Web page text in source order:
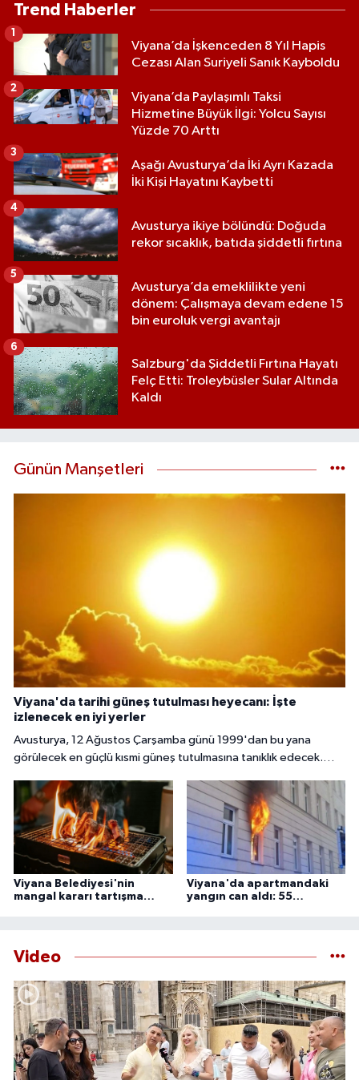
Trend Haberler
Viyana’da İşkenceden 8 Yıl Hapis
Cezası Alan Suriyeli Sanık Kayboldu
1
Viyana’da Paylaşımlı Taksi
Hizmetine Büyük İlgi: Yolcu Sayısı
Yüzde 70 Arttı
2
Aşağı Avusturya’da İki Ayrı Kazada
İki Kişi Hayatını Kaybetti
3
Avusturya ikiye bölündü: Doğuda
rekor sıcaklık, batıda şiddetli fırtına
4
Avusturya’da emeklilikte yeni
dönem: Çalışmaya devam edene 15
bin euroluk vergi avantajı
5
Salzburg'da Şiddetli Fırtına Hayatı
Felç Etti: Troleybüsler Sular Altında
Kaldı
6
Günün Manşetleri
Viyana'da tarihi güneş tutulması heyecanı: İşte
izlenecek en iyi yerler
Avusturya, 12 Ağustos Çarşamba günü 1999'dan bu yana
görülecek en güçlü kısmi güneş tutulmasına tanıklık edecek.
85 ila 89'unun Ay tarafından örtüleceği bu nadir doğa olayını
izlemek için çeşitli noktalarda bir araya gelecek.
Viyana Belediyesi'nin
mangal kararı tartışma
Viyana'da apartmandaki
yangın can aldı: 55
Video